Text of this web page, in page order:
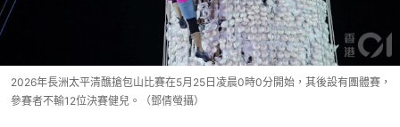
2026年長洲太平清醮搶包山比賽在5月25日凌晨0時0分開始，其後設有團體賽，
參賽者不輸12位決賽健兒。（鄧倩螢攝）